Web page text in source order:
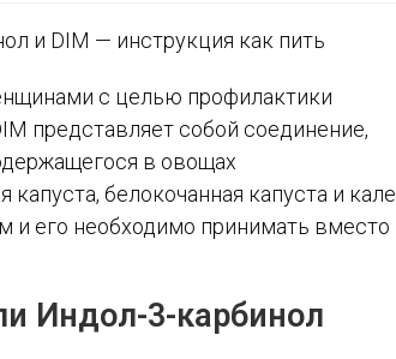
САЙТУ
с целью профилактики
представляет собой соединение,
в овощах
белокочанная капуста и кале.
и его необходимо принимать вместо
Индол-3-карбинол